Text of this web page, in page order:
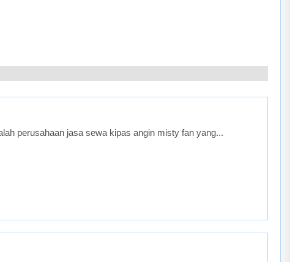
perusahaan jasa sewa kipas angin misty fan yang...